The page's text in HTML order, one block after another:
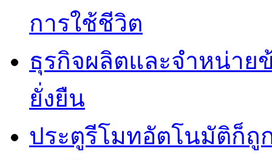
การใช้ชีวิต
ธุรกิจผลิตและจำหน่าย
ยั่งยืน
ประตูรีโมทอัตโนมัติก็ถู